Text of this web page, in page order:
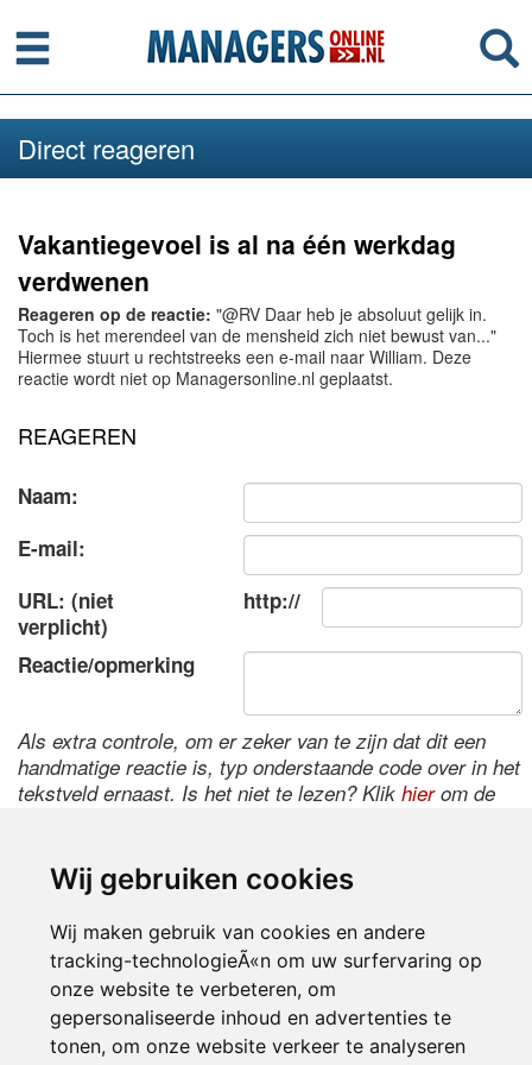
Wij gebruiken cookies
Wij maken gebruik van cookies en andere
tracking-technologieÃ«n om uw surfervaring op
onze website te verbeteren, om
gepersonaliseerde inhoud en advertenties te
tonen, om onze website verkeer te analyseren
Menu
Direct reageren
Vakantiegevoel is al na één werkdag
verdwenen
Reageren op de reactie: "@RV Daar heb je absoluut gelijk in.
Toch is het merendeel van de mensheid zich niet bewust van..."
Hiermee stuurt u rechtstreeks een e-mail naar William. Deze
reactie wordt niet op Managersonline.nl geplaatst.
REAGEREN
Naam:
E-mail:
URL: (niet
verplicht)
http://
Reactie/opmerking
Als extra controle, om er zeker van te zijn dat dit een
handmatige reactie is, typ onderstaande code over in het
tekstveld ernaast. Is het niet te lezen? Klik hierom de